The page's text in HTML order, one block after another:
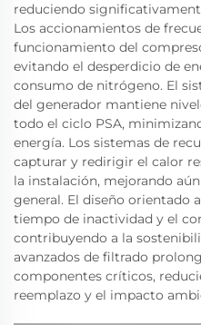
reduciendo
Los accionamientos de
funcionamiento del
evitando el desperdicio de
consumo de nitrógeno. El
del generador mantiene
todo el ciclo PSA,
energía. Los sistemas de
capturar y redirigir el calor
la instalación, mejorando
general. El diseño orientado
tiempo de inactividad y el
contribuyendo a la
avanzados de filtrado
componentes críticos,
reemplazo y el impacto